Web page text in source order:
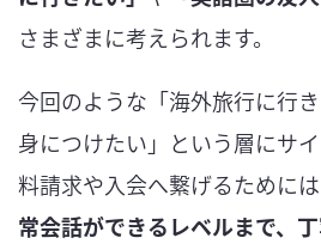
さまざまに考えられます。
今回のような「海外旅行に行
身につけたい」という層にサ
料請求や入会へ繋げるためには
常会話ができるレベルまで、